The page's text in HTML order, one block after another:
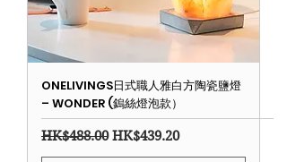
ONELIVINGS日式職人雅白方陶瓷鹽燈
– WONDER (鎢絲燈泡款）
一般價格
HK$488.00 促銷價格
HK$439.20